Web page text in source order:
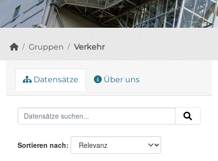
Gruppen Verkehr
Datensätze Über uns
Sortieren nach